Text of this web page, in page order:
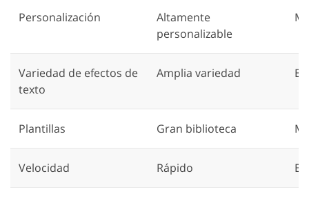
Personalización
Altamente
personalizable
Variedad de efectos de
texto
Amplia variedad
Plantillas Gran biblioteca
Velocidad Rápido